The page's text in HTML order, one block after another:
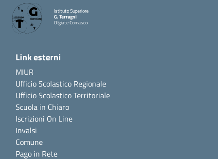
Istituto Superiore
G. Terragni
Olgiate Comasco
Link esterni
MIUR
Ufficio Scolastico Regionale
Ufficio Scolastico Territoriale
Scuola in Chiaro
Iscrizioni On Line
Invalsi
Comune
Pago in Rete